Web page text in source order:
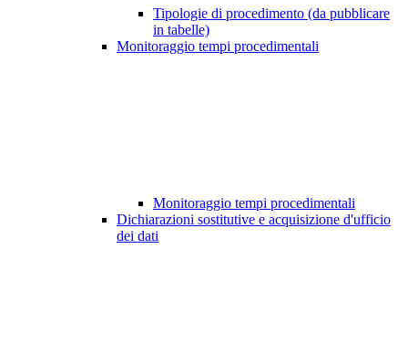
Tipologie di procedimento (da pubblicare
in tabelle)
Monitoraggio tempi procedimentali
Monitoraggio tempi procedimentali
Dichiarazioni sostitutive e acquisizione d'ufficio
dei dati